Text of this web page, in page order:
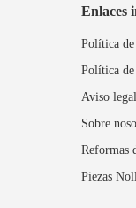
Enlaces
Política
Política
Aviso legal
Sobre
Reformas
Piezas